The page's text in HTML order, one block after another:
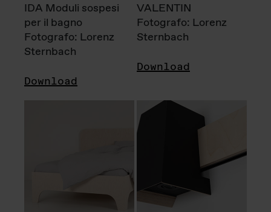
IDA Moduli sospesi
per il bagno
Fotografo: Lorenz
Sternbach
Download
VALENTIN
Fotografo: Lorenz
Sternbach
Download